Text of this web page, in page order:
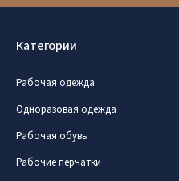
Категории
Рабочая одежда
Одноразовая одежда
Рабочая обувь
Рабочие перчатки